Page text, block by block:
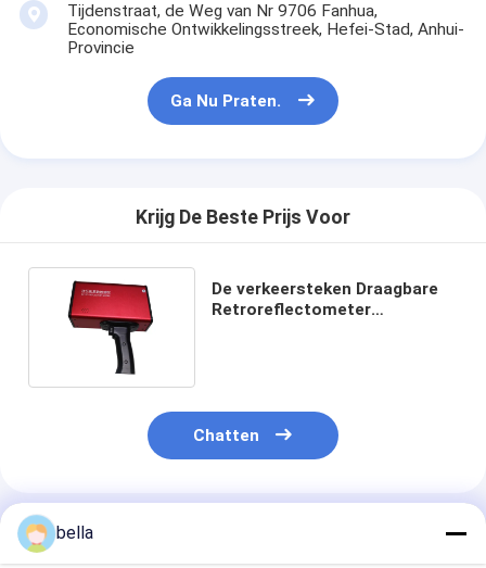
Tijdenstraat, de Weg van Nr 9706 Fanhua,
Economische Ontwikkelingsstreek, Hefei-Stad, Anhui-
Provincie
Ga Nu Praten.
Krijg De Beste Prijs Voor
De verkeersteken Draagbare
Retroreflectometer
Chatten
Geadviseerde Producten
bella